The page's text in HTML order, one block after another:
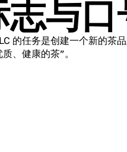
与口
的任务是创建一个新的茶
、健康的茶”。